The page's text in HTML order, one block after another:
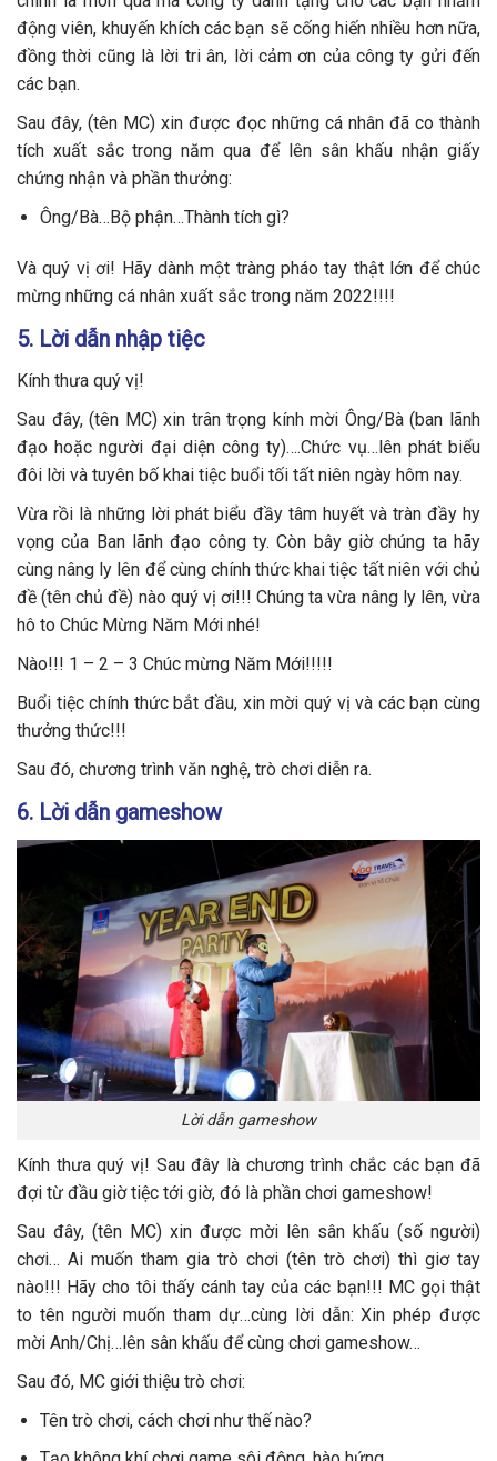
động viên, khuyến khích các bạn sẽ cống hiến nhiều hơn nữa,
đồng thời cũng là lời tri ân, lời cảm ơn của công ty gửi đến
các bạn.
Sau đây, (tên MC) xin được đọc những cá nhân đã co thành
tích xuất sắc trong năm qua để lên sân khấu nhận giấy
chứng nhận và phần thưởng:
Ông/Bà…Bộ phận…Thành tích gì?
Và quý vị ơi! Hãy dành một tràng pháo tay thật lớn để chúc
mừng những cá nhân xuất sắc trong năm 2022!!!!
5. Lời dẫn nhập tiệc
Kính thưa quý vị!
Sau đây, (tên MC) xin trân trọng kính mời Ông/Bà (ban lãnh
đạo hoặc người đại diện công ty)….Chức vụ…lên phát biểu
đôi lời và tuyên bố khai tiệc buổi tối tất niên ngày hôm nay.
Vừa rồi là những lời phát biểu đầy tâm huyết và tràn đầy hy
vọng của Ban lãnh đạo công ty. Còn bây giờ chúng ta hãy
cùng nâng ly lên để cùng chính thức khai tiệc tất niên với chủ
đề (tên chủ đề) nào quý vị ơi!!! Chúng ta vừa nâng ly lên, vừa
hô to Chúc Mừng Năm Mới nhé!
Nào!!! 1 – 2 – 3 Chúc mừng Năm Mới!!!!!
Buổi tiệc chính thức bắt đầu, xin mời quý vị và các bạn cùng
thưởng thức!!!
Sau đó, chương trình văn nghệ, trò chơi diễn ra.
6. Lời dẫn gameshow
Lời dẫn gameshow
Kính thưa quý vị! Sau đây là chương trình chắc các bạn đã
đợi từ đầu giờ tiệc tới giờ, đó là phần chơi gameshow!
Sau đây, (tên MC) xin được mời lên sân khấu (số người)
chơi… Ai muốn tham gia trò chơi (tên trò chơi) thì giơ tay
nào!!! Hãy cho tôi thấy cánh tay của các bạn!!! MC gọi thật
to tên người muốn tham dự…cùng lời dẫn: Xin phép được
mời Anh/Chị…lên sân khấu để cùng chơi gameshow…
Sau đó, MC giới thiệu trò chơi:
Tên trò chơi, cách chơi như thế nào?